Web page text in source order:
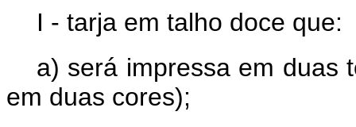
I - tarja em talho doce que:
a) será impressa em duas
em duas cores);